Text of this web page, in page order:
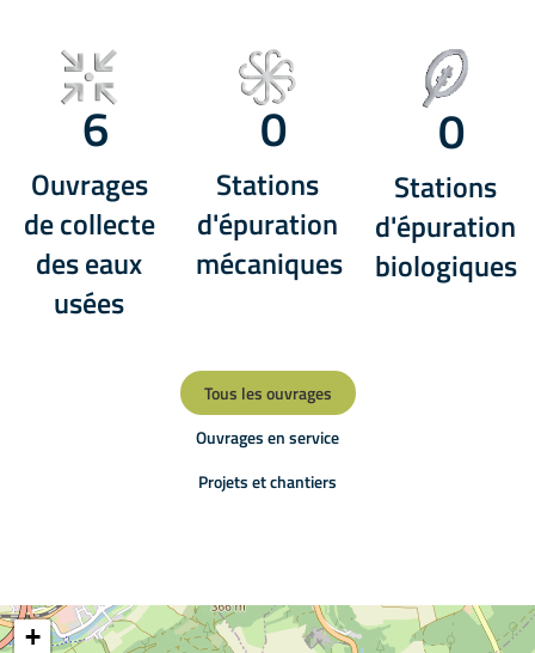
6
Ouvrages
de collecte
des eaux
usées
0
Stations
d'épuration
mécaniques
0
Stations
d'épuration
biologiques
Tous les ouvrages
Ouvrages en service
Projets et chantiers
+